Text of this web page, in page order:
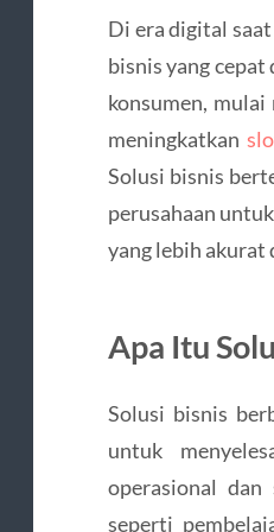
Di era digital
bisnis yang
konsumen,
meningkatkan
Solusi bisnis
perusahaan
yang lebih akurat
Apa Itu
Solusi bisnis
untuk
operasional dan
seperti